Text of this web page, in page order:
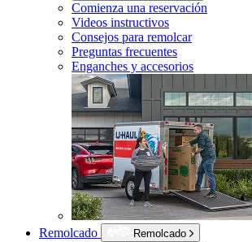
Comienza una reservación
Videos instructivos
Consejos para remolcar
Preguntas frecuentes
Enganches y accesorios
Remolcado
Remolcado